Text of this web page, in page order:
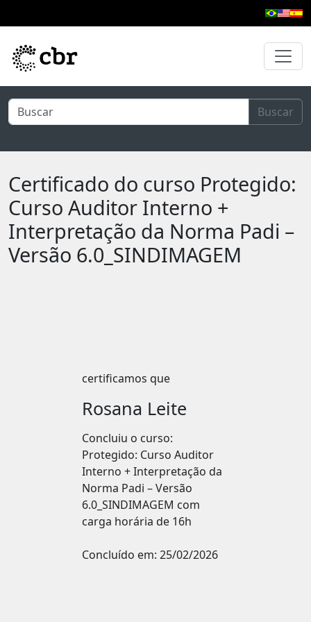
Buscar
Certificado do curso Protegido:
Curso Auditor Interno +
Interpretação da Norma Padi –
Versão 6.0_SINDIMAGEM
certificamos que
Rosana Leite
Concluiu o curso:
Protegido: Curso Auditor
Interno + Interpretação da
Norma Padi – Versão
6.0_SINDIMAGEM com
carga horária de 16h
Concluído em: 25/02/2026